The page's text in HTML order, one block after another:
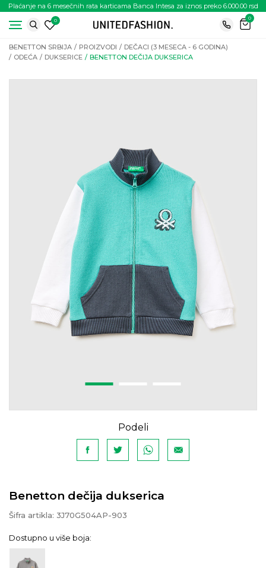
Plaćanje na 6 mesečnih rata karticama Banca Intesa za iznos preko 6.000.00 rsd
0
0
BENETTON SRBIJA PROIZVODI
DEČACI (3 MESECA - 6 GODINA)
ODEĆA
DUKSERICE BENETTON DEČIJA DUKSERICA
Podeli
Benetton dečija dukserica
Šifra artikla: 3J70G504AP-903
Dostupno u više boja: